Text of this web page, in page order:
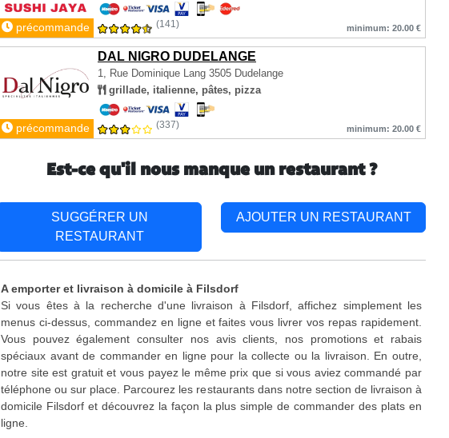
précommande (141) minimum: 20.00 €
DAL NIGRO DUDELANGE
1, Rue Dominique Lang 3505 Dudelange
grillade, italienne, pâtes, pizza
précommande (337) minimum: 20.00 €
Est-ce qu'il nous manque un restaurant ?
SUGGÉRER UN
RESTAURANT
AJOUTER UN RESTAURANT
A emporter et livraison à domicile à Filsdorf
Si vous êtes à la recherche d'une livraison à Filsdorf, affichez simplement les
menus ci-dessus, commandez en ligne et faites vous livrer vos repas rapidement.
Vous pouvez également consulter nos avis clients, nos promotions et rabais
spéciaux avant de commander en ligne pour la collecte ou la livraison. En outre,
notre site est gratuit et vous payez le même prix que si vous aviez commandé par
téléphone ou sur place. Parcourez les restaurants dans notre section de livraison à
domicile Filsdorf et découvrez la façon la plus simple de commander des plats en
ligne.